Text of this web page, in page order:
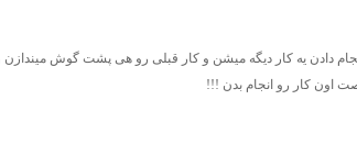
دادن یه کار دیگه میشن و کار قبلی رو هی پشت گوش
اون کار رو انجام بدن !!!